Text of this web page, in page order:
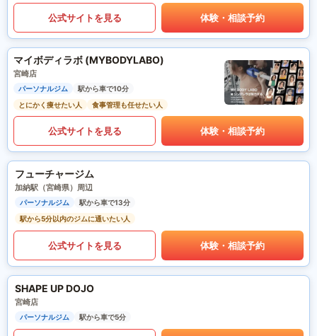
公式サイトを見る 体験・相談予約
マイボディラボ (MYBODYLABO)
宮崎店
パーソナルジム
駅から車で10分
とにかく痩せたい人
食事管理も任せたい人
公式サイトを見る 体験・相談予約
フューチャージム
加納駅（宮崎県）周辺
パーソナルジム
駅から車で13分
駅から5分以内のジムに通いたい人
公式サイトを見る 体験・相談予約
SHAPE UP DOJO
宮崎店
パーソナルジム 駅から車で5分